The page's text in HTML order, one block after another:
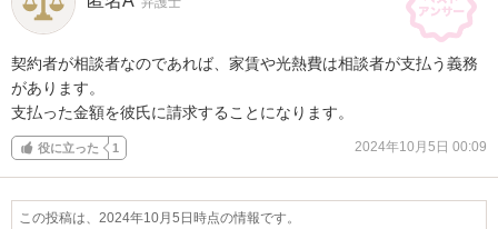
契約者が相談者なのであれば、家賃や光熱費は相談者が支払う義務
があります。
支払った金額を彼氏に請求することになります。
役に立った 1 2024年10月5日 00:09
この投稿は、2024年10月5日時点の情報です。